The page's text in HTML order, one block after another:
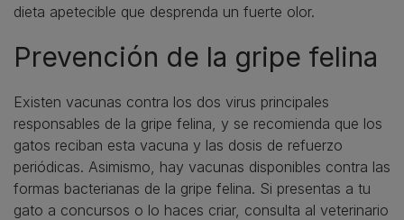
dieta apetecible que desprenda un fuerte olor.
Prevención de la gripe felina
Existen vacunas contra los dos virus principales
responsables de la gripe felina, y se recomienda que los
gatos reciban esta vacuna y las dosis de refuerzo
periódicas. Asimismo, hay vacunas disponibles contra las
formas bacterianas de la gripe felina. Si presentas a tu
gato a concursos o lo haces criar, consulta al veterinario